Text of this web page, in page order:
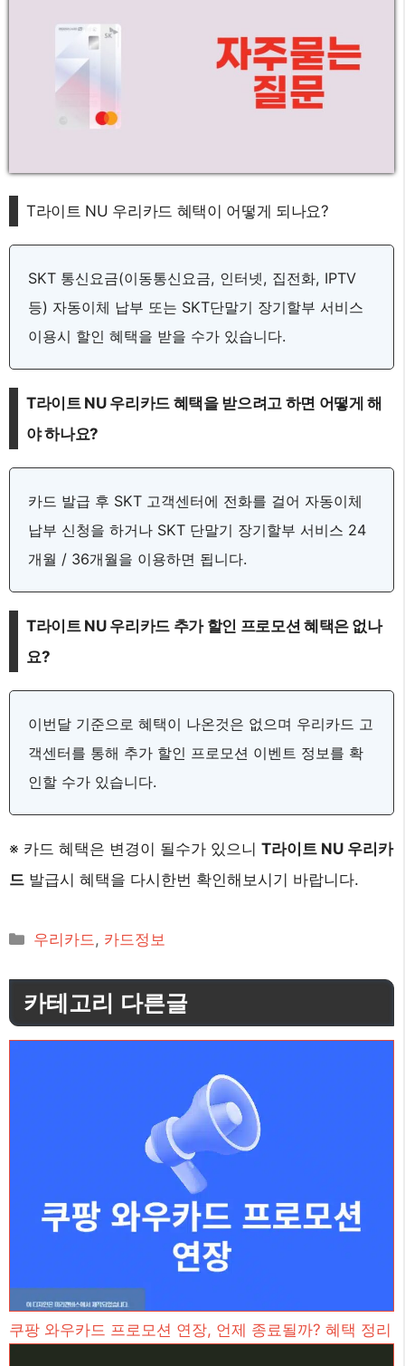
T라이트 NU 우리카드 혜택이 어떻게 되나요?
SKT 통신요금(이동통신요금, 인터넷, 집전화, IPTV
등) 자동이체 납부 또는 SKT단말기 장기할부 서비스
이용시 할인 혜택을 받을 수가 있습니다.
T라이트 NU 우리카드 혜택을 받으려고 하면 어떻게 해
야 하나요?
카드 발급 후 SKT 고객센터에 전화를 걸어 자동이체
납부 신청을 하거나 SKT 단말기 장기할부 서비스 24
개월 / 36개월을 이용하면 됩니다.
T라이트 NU 우리카드 추가 할인 프로모션 혜택은 없나
요?
이번달 기준으로 혜택이 나온것은 없으며 우리카드 고
객센터를 통해 추가 할인 프로모션 이벤트 정보를 확
인할 수가 있습니다.
※ 카드 혜택은 변경이 될수가 있으니 T라이트 NU 우리카
드 발급시 혜택을 다시한번 확인해보시기 바랍니다.
카
고
리
우리카드, 카드정보
카테고리 다른글
쿠팡 와우카드 프로모션 연장, 언제 종료될까? 혜택 정리